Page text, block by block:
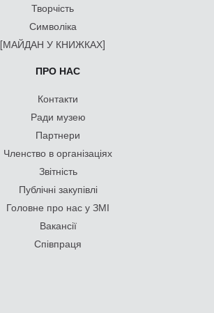
Творчість
Символіка
[МАЙДАН У КНИЖКАХ]
ПРО НАС
Контакти
Ради музею
Партнери
Членство в організаціях
Звітність
Публічні закупівлі
Головне про нас у ЗМІ
Вакансії
Співпраця